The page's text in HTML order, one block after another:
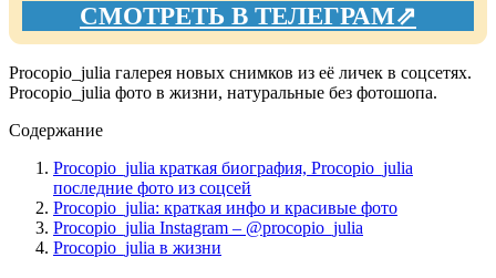
СМОТРЕТЬ В ТЕЛЕГРАМ⇗
Procopio_julia галерея новых снимков из её личек в соцсетях.
Procopio_julia фото в жизни, натуральные без фотошопа.
Содержание
Procopio_julia краткая биография, Procopio_julia
последние фото из соцсей
Procopio_julia: краткая инфо и красивые фото
Procopio_julia Instagram – @procopio_julia
Procopio_julia в жизни